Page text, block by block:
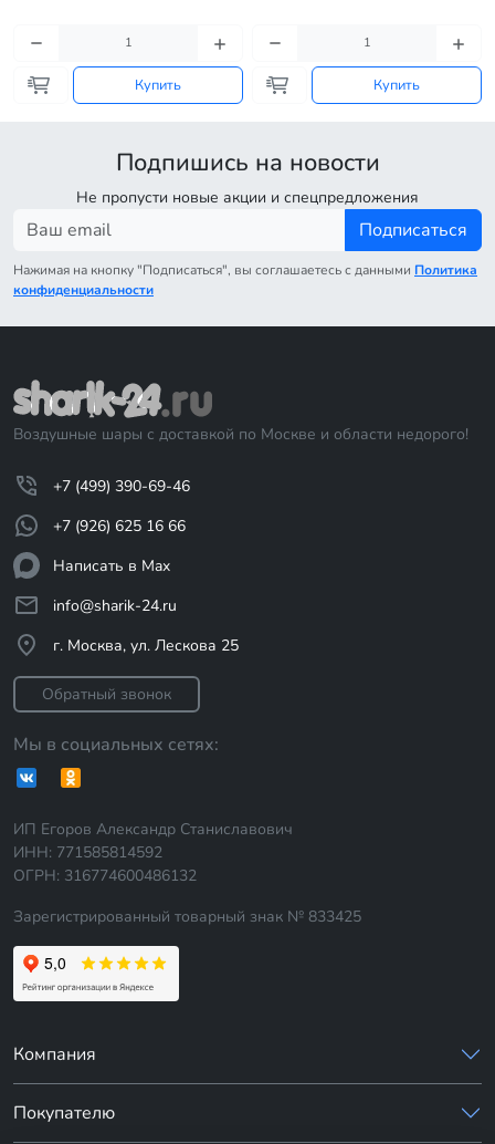
Купить Купить
Подпишись на новости
Не пропусти новые акции и спецпредложения
Подписаться
Нажимая на кнопку "Подписаться", вы соглашаетесь с данными Политика
конфиденциальности
Воздушные шары с доставкой по Москве и области недорого!
+7 (499) 390-69-46
+7 (926) 625 16 66
Написать в Max
info@sharik-24.ru
г. Москва, ул. Лескова 25
Обратный звонок
Мы в социальных сетях:
ИП Егоров Александр Станиславович
ИНН: 771585814592
ОГРН: 316774600486132
Зарегистрированный товарный знак № 833425
Компания
Покупателю